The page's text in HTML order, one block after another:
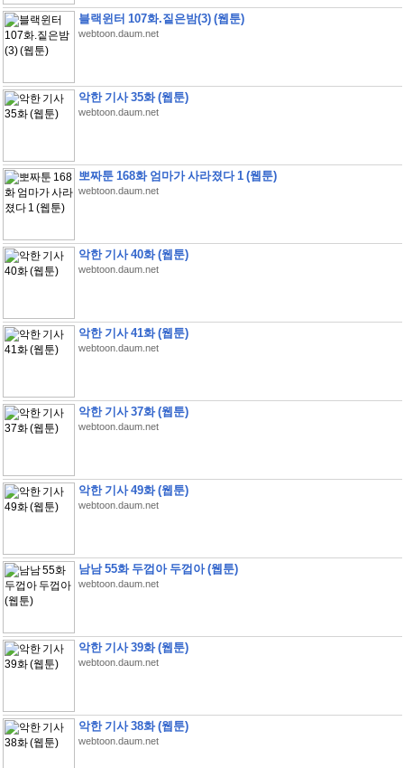
블랙윈터 107화.짙은밤(3) (웹툰)
webtoon.daum.net
악한 기사 35화 (웹툰)
webtoon.daum.net
뽀짜툰 168화 엄마가 사라졌다 1 (웹툰)
webtoon.daum.net
악한 기사 40화 (웹툰)
webtoon.daum.net
악한 기사 41화 (웹툰)
webtoon.daum.net
악한 기사 37화 (웹툰)
webtoon.daum.net
악한 기사 49화 (웹툰)
webtoon.daum.net
남남 55화 두껍아 두껍아 (웹툰)
webtoon.daum.net
악한 기사 39화 (웹툰)
webtoon.daum.net
악한 기사 38화 (웹툰)
webtoon.daum.net